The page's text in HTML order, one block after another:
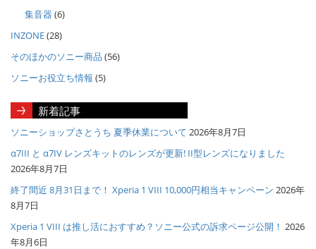
集音器 (6)
INZONE(28)
そのほかのソニー商品 (56)
ソニーお役立ち情報 (5)
新着記事
ソニーショップさとうち 夏季休業について 2026年8月7日
α7III と α7IV レンズキットのレンズが更新! II型レンズになりました
2026年8月7日
終了間近 8月31日まで！ Xperia 1 VIII 10,000円相当キャンペーン 2026年
8月7日
Xperia 1 VIII は推し活におすすめ？ソニー公式の訴求ページ公開！ 2026
年8月6日